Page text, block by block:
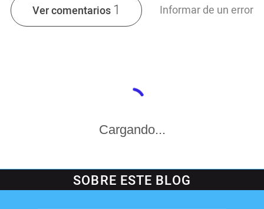
Ver comentarios 1 Informar de un error
Cargando...
SOBRE ESTE BLOG